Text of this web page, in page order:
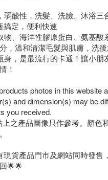
弱酸性，洗髮、洗臉、沐浴三
搞定，便利快速
物、海洋性膠原蛋白、氨基酸
，溫和清潔毛髮與肌膚，洗
身，是最流行的卡通！讓小朋
！
photos in this website
and dimension(s) may be
you received.
之產品圖像只作參考。顏色
現貨產品門市及網站同時發售
🌟🌟